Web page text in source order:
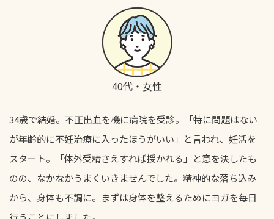
40代・女性
34歳で結婚。不正出血を機に病院を受診。「特に問題はない
が年齢的に不妊治療に入ったほうがいい」と言われ、妊活を
スタート。「体外受精さえすれば授かれる」と意を決したも
のの、なかなかうまくいきませんでした。精神的な落ち込み
から、身体も不調に。まずは身体を整えるためにヨガを毎日